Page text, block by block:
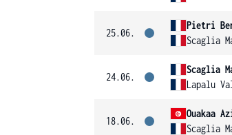
25.06.
Pietri
Scaglia
24.06.
Scaglia
Lapalu
18.06.
Ouakaa
Scaglia